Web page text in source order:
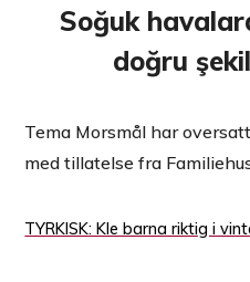
Soğuk
doğru
Tema Morsmål har
med tillatelse fra
TYRKISK: Kle barna riktig i